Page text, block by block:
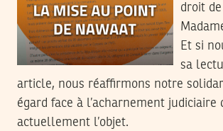
droit
Et si
sa
article, nous réaffirmons notre
égard face à l’acharnement
actuellement l’objet.